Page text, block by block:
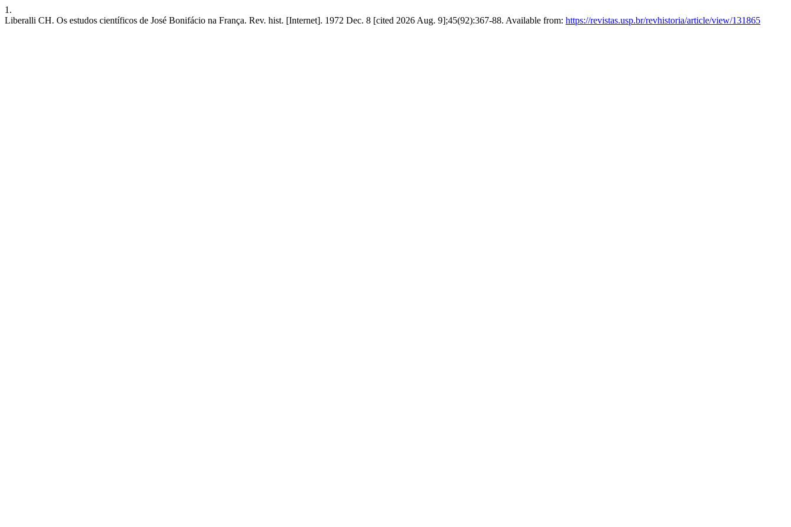
1.
Liberalli CH. Os estudos científicos de José Bonifácio na França. Rev. hist. [Internet]. 1972 Dec. 8 [cited 2026 Aug. 9];45(92):367-88. Available from: https://revistas.usp.br/revhistoria/article/view/131865